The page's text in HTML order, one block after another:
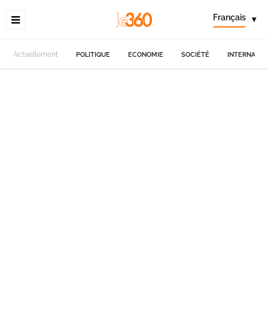
Français ▾
Actuellement POLITIQUE ECONOMIE SOCIÉTÉ